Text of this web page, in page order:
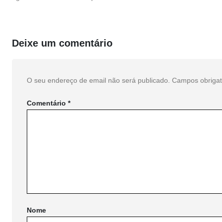
Deixe um comentário
O seu endereço de email não será publicado. Campos
Comentário *
Nome